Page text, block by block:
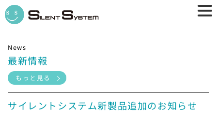
News
最新情報
もっと見る
サイレントシステム新製品追加のお知らせ